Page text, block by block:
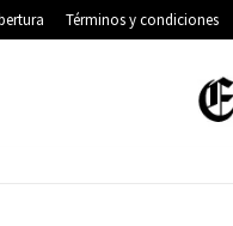
Términos y condiciones